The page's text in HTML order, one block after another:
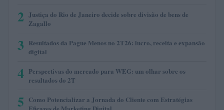
2
Justiça do Rio de Janeiro decide sobre divisão de bens de
Zagallo
3 Resultados da Pague Menos no 2T26: lucro, receita e expansão
digital
4 Perspectivas do mercado para WEG: um olhar sobre os
resultados do 2T
5 Como Potencializar a Jornada do Cliente com Estratégias
Eficazes de Marketing Digital